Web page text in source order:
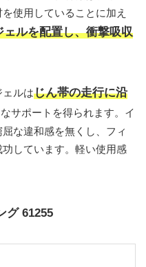
使用していることに加え
ェルを配置し、衝撃吸収
ルはじん帯の走行に沿
サポートを得られます。イ
な違和感を無くし、フィ
しています。軽い使用感
グ 61255